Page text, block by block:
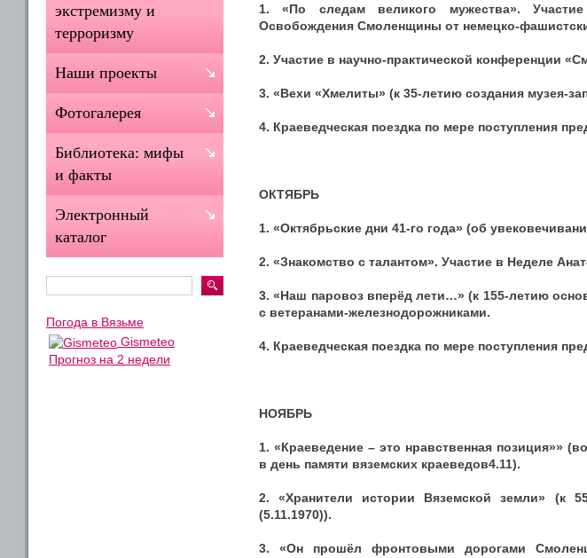
1. «По следам великого мужества».
Освобождения Смоленщины от немецко-
2. Участие в научно-практической конференции
3. «Вехи «Хмелиты» (к 35-летию создания музея-
4. Краеведческая поездка по мере поступления
ОКТЯБРЬ
1. «Октябрьские дни 41-го года» (об
2. «Знакомство с талантом». Участие в Неделе
3. «Наш паровоз вперёд лети…» (к 155-летию
с ветеранами-железнодорожниками.
4. Краеведческая поездка по мере поступления
НОЯБРЬ
1. «Краеведение – это нравственная позиция»»
в день памяти вяземских краеведов4.11).
2. «Хранители истории Вяземской земли» (к
(5.11.1970)).
3. «Он прошёл фронтовыми дорогами
экстремизму и
терроризму
Наши проекты
Фотогалерея
Библиотека: мифы
и факты
Электронный
каталог
Погода в Вязьме
Gismeteo
Прогноз на 2 недели